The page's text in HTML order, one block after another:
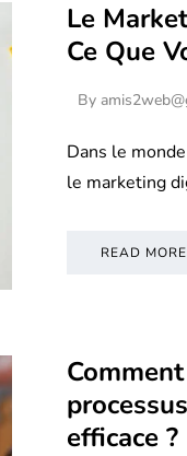
Le
Ce Que
By
Dans le
le marketing
READ MORE
efficace ?